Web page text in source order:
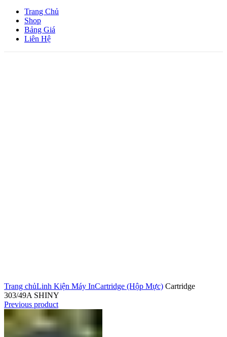
Trang Chủ
Shop
Bảng Giá
Liên Hệ
Trang chủLinh Kiện Máy InCartridge (Hộp Mực) Cartridge
303/49A SHINY
Previous product